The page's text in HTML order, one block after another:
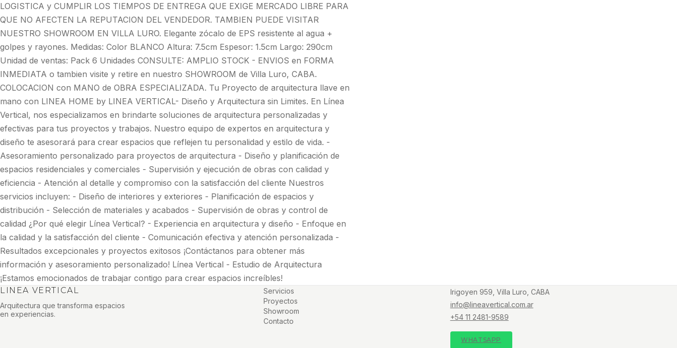
LOGISTICA y CUMPLIR LOS TIEMPOS DE ENTREGA QUE EXIGE MERCADO LIBRE PARA
QUE NO AFECTEN LA REPUTACION DEL VENDEDOR. TAMBIEN PUEDE VISITAR
NUESTRO SHOWROOM EN VILLA LURO. Elegante zócalo de EPS resistente al agua +
golpes y rayones. Medidas: Color BLANCO Altura: 7.5cm Espesor: 1.5cm Largo: 290cm
Unidad de ventas: Pack 6 Unidades CONSULTE: AMPLIO STOCK - ENVIOS en FORMA
INMEDIATA o tambien visite y retire en nuestro SHOWROOM de Villa Luro, CABA.
COLOCACION con MANO de OBRA ESPECIALIZADA. Tu Proyecto de arquitectura llave en
mano con LINEA HOME by LINEA VERTICAL- Diseño y Arquitectura sin Limites. En Línea
Vertical, nos especializamos en brindarte soluciones de arquitectura personalizadas y
efectivas para tus proyectos y trabajos. Nuestro equipo de expertos en arquitectura y
diseño te asesorará para crear espacios que reflejen tu personalidad y estilo de vida. -
Asesoramiento personalizado para proyectos de arquitectura - Diseño y planificación de
espacios residenciales y comerciales - Supervisión y ejecución de obras con calidad y
eficiencia - Atención al detalle y compromiso con la satisfacción del cliente Nuestros
servicios incluyen: - Diseño de interiores y exteriores - Planificación de espacios y
distribución - Selección de materiales y acabados - Supervisión de obras y control de
calidad ¿Por qué elegir Línea Vertical? - Experiencia en arquitectura y diseño - Enfoque en
la calidad y la satisfacción del cliente - Comunicación efectiva y atención personalizada -
Resultados excepcionales y proyectos exitosos ¡Contáctanos para obtener más
información y asesoramiento personalizado! Línea Vertical - Estudio de Arquitectura
¡Estamos emocionados de trabajar contigo para crear espacios increíbles!
LINEA VERTICAL
Arquitectura que transforma espacios
en experiencias.
Servicios
Proyectos
Showroom
Contacto
Irigoyen 959, Villa Luro, CABA
info@lineavertical.com.ar
+54 11 2481-9589
WHATSAPP